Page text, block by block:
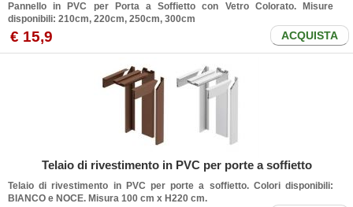
Pannello in PVC per Porta a Soffietto con Vetro Colorato. Misure
disponibili: 210cm, 220cm, 250cm, 300cm
€ 15,9 ACQUISTA
Telaio di rivestimento in PVC per porte a soffietto
Telaio di rivestimento in PVC per porte a soffietto. Colori disponibili:
BIANCO e NOCE. Misura 100 cm x H220 cm.